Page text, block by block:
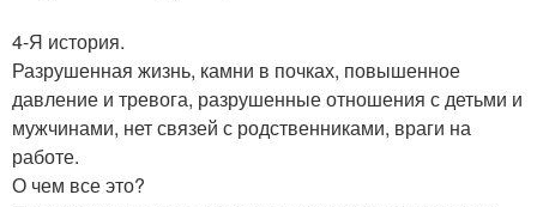
4-Я история.
Разрушенная жизнь, камни в почках, повышенное
давление и тревога, разрушенные отношения с детьми и
мужчинами, нет связей с родственниками, враги на
работе.
О чем все это?